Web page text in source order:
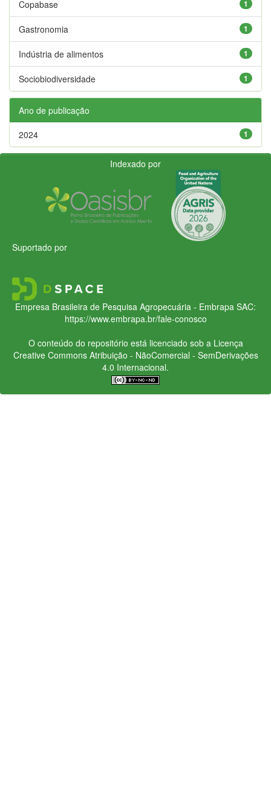
1
Copabase
1
Gastronomia
1
Indústria de alimentos
1
Sociobiodiversidade
Ano de publicação
1
2024
Indexado por
Suportado por
Empresa Brasileira de Pesquisa Agropecuária - Embrapa SAC:
https://www.embrapa.br/fale-conosco
O conteúdo do repositório está licenciado sob a Licença
Creative CommonsAtribuição - NãoComercial - SemDerivações
4.0 Internacional.